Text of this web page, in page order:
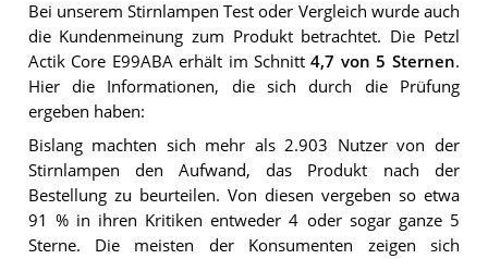
Bei unseremStirnlampen Test oder Vergleich wurde auch
die Kundenmeinung zum Produkt betrachtet. Die Petzl
Actik Core E99ABAerhält im Schnitt4,7 von 5 Sternen.
Hier die Informationen, die sich durch die Prüfung
ergeben haben:
Bislang machten sich mehr als 2.903 Nutzer von der
Stirnlampen den Aufwand, das Produkt nach der
Bestellung zu beurteilen. Von diesen vergeben so etwa
91 % in ihren Kritiken entweder 4 oder sogar ganze 5
Sterne. Die meisten der Konsumenten zeigen sich